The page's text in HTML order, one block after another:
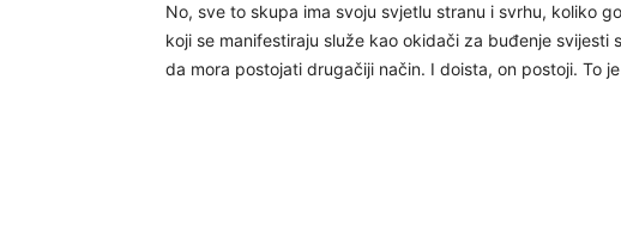
No, sve to skupa ima svoju svjetlu stranu i svrhu, koliko
koji se manifestiraju služe kao okidači za buđenje svijesti
da mora postojati drugačiji način. I doista, on postoji. To